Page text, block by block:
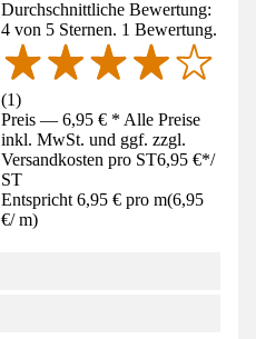
Durchschnittliche Bewertung:
4 von 5 Sternen. 1 Bewertung.
(1)
Preis — 6,95 € * Alle Preise
inkl. MwSt. und ggf. zzgl.
Versandkosten pro ST6,95 €*/
ST
Entspricht 6,95 € pro m(6,95
€/ m)